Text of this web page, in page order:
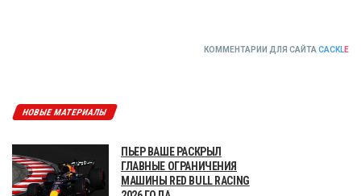
КОММЕНТАРИИ ДЛЯ САЙТА CACKLE
НОВЫЕ МАТЕРИАЛЫ
ПЬЕР ВАШЕ РАСКРЫЛ
ГЛАВНЫЕ ОГРАНИЧЕНИЯ
МАШИНЫ RED BULL RACING